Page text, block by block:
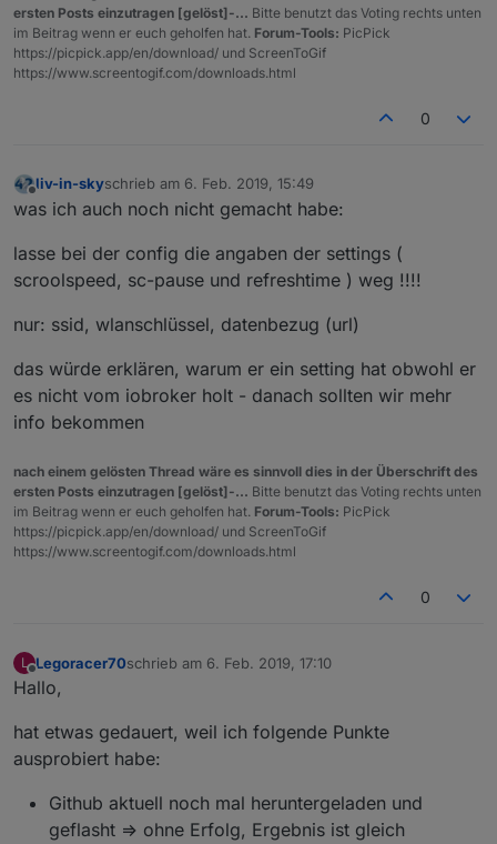
ersten Posts einzutragen [gelöst]-... Bitte benutzt das Voting rechts unten
im Beitrag wenn er euch geholfen hat. Forum-Tools: PicPick
https://picpick.app/en/download/ und ScreenToGif
https://www.screentogif.com/downloads.html
0
Offline
liv-in-skyschrieb am 6. Feb. 2019, 15:49
zuletzt editiert von
was ich auch noch nicht gemacht habe:
lasse bei der config die angaben der settings (
scroolspeed, sc-pause und refreshtime ) weg !!!!
nur: ssid, wlanschlüssel, datenbezug (url)
das würde erklären, warum er ein setting hat obwohl er
es nicht vom iobroker holt - danach sollten wir mehr
info bekommen
nach einem gelösten Thread wäre es sinnvoll dies in der Überschrift des
ersten Posts einzutragen [gelöst]-... Bitte benutzt das Voting rechts unten
im Beitrag wenn er euch geholfen hat. Forum-Tools: PicPick
https://picpick.app/en/download/ und ScreenToGif
https://www.screentogif.com/downloads.html
0
L
Offline
Legoracer70schrieb am 6. Feb. 2019, 17:10
zuletzt editiert von
Hallo,
hat etwas gedauert, weil ich folgende Punkte
ausprobiert habe:
Github aktuell noch mal heruntergeladen und
geflasht => ohne Erfolg, Ergebnis ist gleich